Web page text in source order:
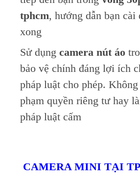
tphcm, hướng dẫn bạn cài
xong
Sử dụng camera nút áo
bảo vệ chính đáng lợi ích
pháp luật cho phép.
phạm quyền riêng tư hay
pháp luật cấm
CAMERA MINI TẠI